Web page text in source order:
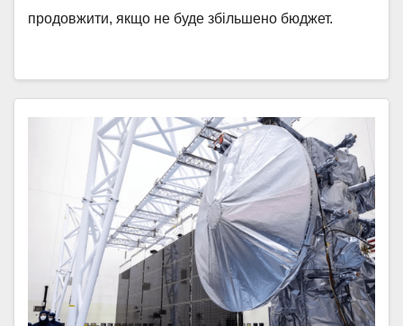
продовжити, якщо не буде збільшено бюджет.